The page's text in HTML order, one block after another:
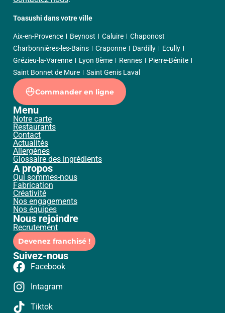
Toasushi dans votre ville
Aix-en-Provence Beynost Caluire
Chaponost
Charbonnières-les-Bains
Craponne Dardilly
Ecully
Grézieu-la-Varenne
Lyon 8ème Rennes
Pierre-Bénite
Saint Bonnet de Mure
Saint Genis Laval
Commander en ligne
Menu
Notre carte
Restaurants
Contact
Actualités
Allergènes
Glossaire des ingrédients
A propos
Qui sommes-nous
Fabrication
Créativité
Nos engagements
Nos équipes
Nous rejoindre
Recrutement
Devenez franchisé !
Suivez-nous
Facebook
Intagram
Tiktok